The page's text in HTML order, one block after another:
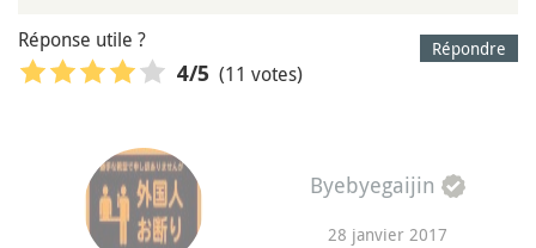
Répondre
Réponse utile ?
4/5 (11 votes)
Byebyegaijin
28 janvier 2017